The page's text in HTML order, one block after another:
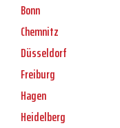
Bonn
Chemnitz
Düsseldorf
Freiburg
Hagen
Heidelberg